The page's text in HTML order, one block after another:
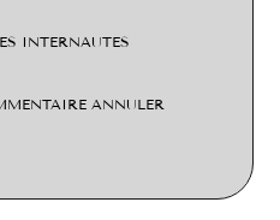
INTERNAUTES
ANNULER